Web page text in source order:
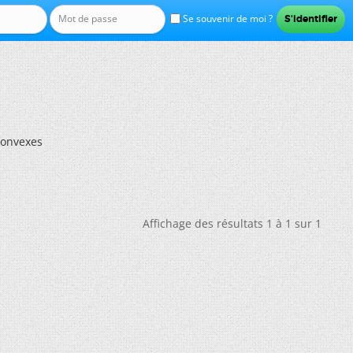
Se souvenir de moi ?
Affichage des résultats 1 à 1 sur 1